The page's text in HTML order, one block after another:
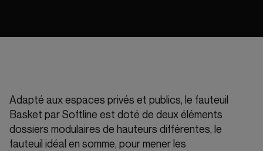
Adapté aux espaces privés et publics, le fauteuil
Basket par Softline est doté de deux éléments
dossiers modulaires de hauteurs différentes, le
fauteuil idéal en somme, pour mener les